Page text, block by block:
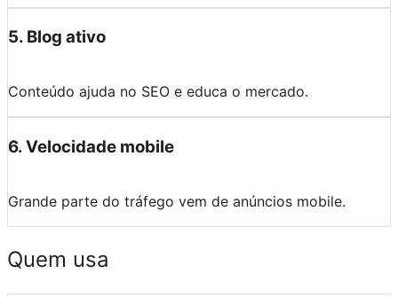
5. Blog ativo
Conteúdo ajuda no SEO e educa o mercado.
6.Velocidade mobile
Grande parte do tráfego vem de anúncios mobile.
Quem usa